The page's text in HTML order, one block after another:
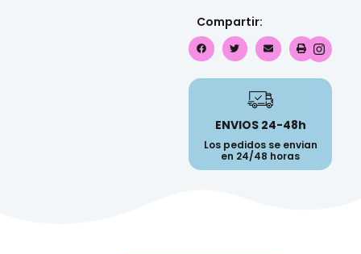
Compartir:
ENVIOS 24-48h
Los pedidos se envian
en 24/48 horas